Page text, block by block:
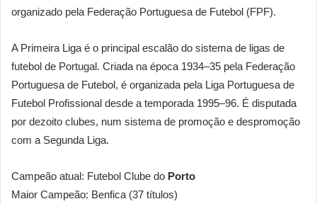
organizado pela Federação Portuguesa de Futebol (FPF).
A Primeira Liga é o principal escalão do sistema de ligas de
futebol de Portugal. Criada na época 1934–35 pela Federação
Portuguesa de Futebol, é organizada pela Liga Portuguesa de
Futebol Profissional desde a temporada 1995–96. É disputada
por dezoito clubes, num sistema de promoção e despromoção
com a Segunda Liga.
Campeão atual: Futebol Clube do Porto
Maior Campeão: Benfica (37 títulos)